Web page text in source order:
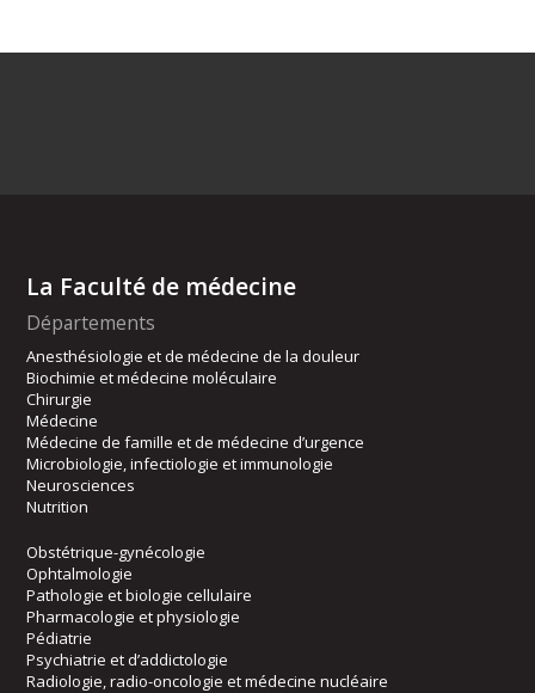
La Faculté de médecine
Départements
Anesthésiologie et de médecine de la douleur
Biochimie et médecine moléculaire
Chirurgie
Médecine
Médecine de famille et de médecine d’urgence
Microbiologie, infectiologie et immunologie
Neurosciences
Nutrition
Obstétrique-gynécologie
Ophtalmologie
Pathologie et biologie cellulaire
Pharmacologie et physiologie
Pédiatrie
Psychiatrie et d’addictologie
Radiologie, radio-oncologie et médecine nucléaire